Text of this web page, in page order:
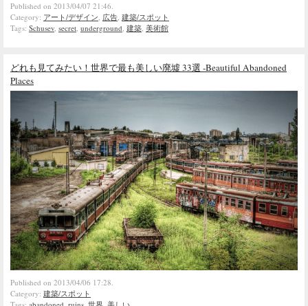
Published on 2013/04/07 21:46.
Category: アート/デザイン, 広告, 建築/スポット
Tags: Schusev, secret, underground, 建築, 美術館
どれも見てみたい！世界で最も美しい廃墟 33選 -Beautiful Abandoned
Places
Published on 2013/04/06 17:28.
Category: 建築/スポット